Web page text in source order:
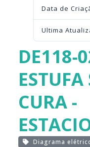
Data de
Ultima
DE118-
CURA -
Diagrama